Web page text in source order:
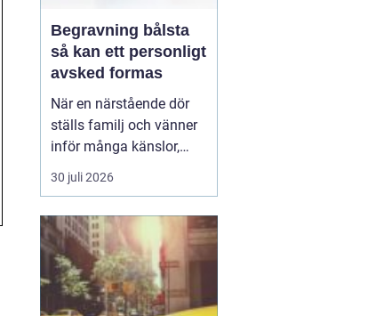
Begravning bålsta
så kan ett personligt
avsked formas
När en närstående dör
ställs familj och vänner
inför många känslor,
men också praktiska
beslut.
ceremoni i någon av
Håbo församlings kyrkor
eller ka...
30 juli 2026